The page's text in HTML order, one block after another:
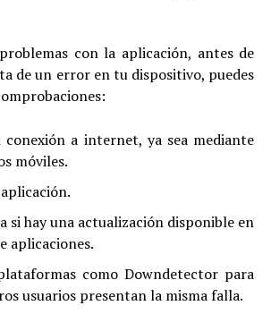
con la aplicación, antes de
de un error en tu dispositivo, puedes
a internet, ya sea mediante
móviles.
si hay una actualización disponible en
aplicaciones.
como Downdetector para
usuarios presentan la misma falla.